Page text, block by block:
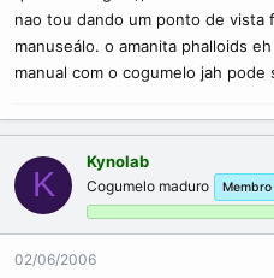
nao tou dando um ponto de vista
manuseálo. o amanita phalloids
manual com o cogumelo jah pode
K
Kynolab
Cogumelo maduro
02/06/2006